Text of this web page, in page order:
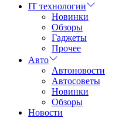
IT технологии
Новинки
Обзоры
Гаджеты
Прочее
Авто
Автоновости
Автосоветы
Новинки
Обзоры
Новости